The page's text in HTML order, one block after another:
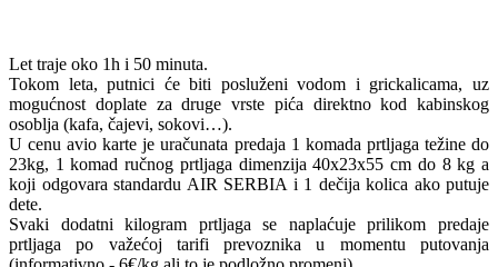
Let traje oko 1h i 50 minuta.
Tokom leta, putnici će biti posluženi vodom i grickalicama, uz
mogućnost doplate za druge vrste pića direktno kod kabinskog
osoblja (kafa, čajevi, sokovi…).
U cenu avio karte je uračunata predaja 1 komada prtljaga težine do
23kg, 1 komad ručnog prtljaga dimenzija 40x23x55 cm do 8 kg a
koji odgovara standardu AIR SERBIA i 1 dečija kolica ako putuje
dete.
Svaki dodatni kilogram prtljaga se naplaćuje prilikom predaje
prtljaga po važećoj tarifi prevoznika u momentu putovanja